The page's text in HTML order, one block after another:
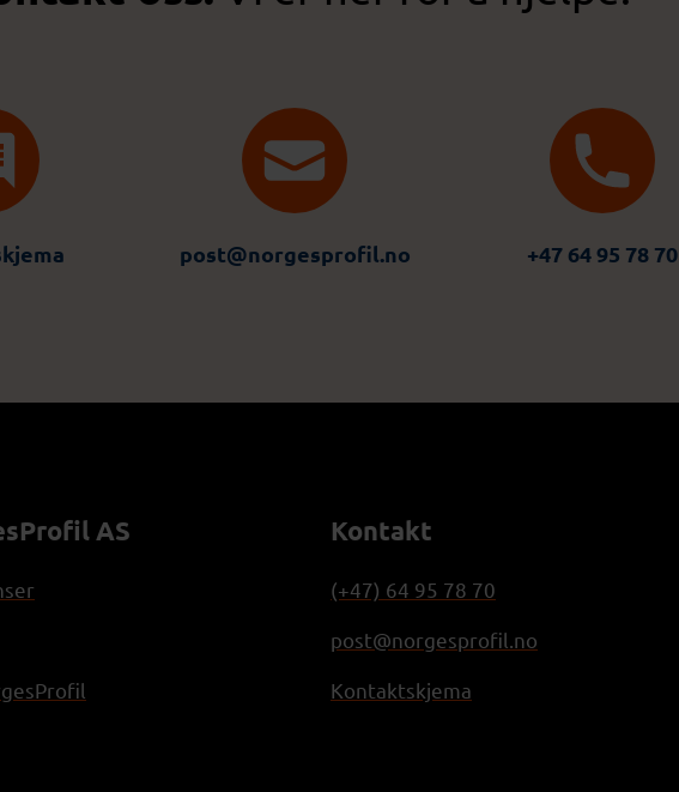
post@norgesprofil.no +47 64 95 78 70
AS Kontakt
(+47) 64 95 78 70
post@norgesprofil.no
Kontaktskjema